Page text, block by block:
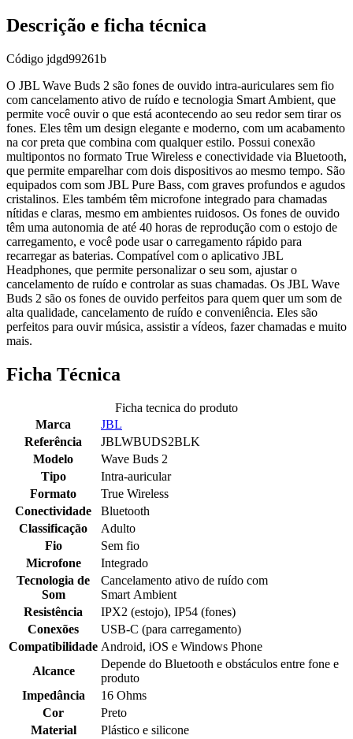
Descrição e ficha técnica
Código jdgd99261b
O JBL Wave Buds 2 são fones de ouvido intra-auriculares sem fio
com cancelamento ativo de ruído e tecnologia Smart Ambient, que
permite você ouvir o que está acontecendo ao seu redor sem tirar os
fones. Eles têm um design elegante e moderno, com um acabamento
na cor preta que combina com qualquer estilo. Possui conexão
multipontos no formato True Wireless e conectividade via Bluetooth,
que permite emparelhar com dois dispositivos ao mesmo tempo. São
equipados com som JBL Pure Bass, com graves profundos e agudos
cristalinos. Eles também têm microfone integrado para chamadas
nítidas e claras, mesmo em ambientes ruidosos. Os fones de ouvido
têm uma autonomia de até 40 horas de reprodução com o estojo de
carregamento, e você pode usar o carregamento rápido para
recarregar as baterias. Compatível com o aplicativo JBL
Headphones, que permite personalizar o seu som, ajustar o
cancelamento de ruído e controlar as suas chamadas. Os JBL Wave
Buds 2 são os fones de ouvido perfeitos para quem quer um som de
alta qualidade, cancelamento de ruído e conveniência. Eles são
perfeitos para ouvir música, assistir a vídeos, fazer chamadas e muito
mais.
Ficha Técnica
Ficha tecnica do produto
Marca
JBL
Referência
JBLWBUDS2BLK
Modelo
Wave Buds 2
Tipo
Intra-auricular
Formato
True Wireless
Conectividade
Bluetooth
Classificação
Adulto
Fio
Sem fio
Microfone
Integrado
Tecnologia de
Som
Cancelamento ativo de ruído com
Smart Ambient
Resistência
IPX2 (estojo), IP54 (fones)
Conexões
USB-C (para carregamento)
Compatibilidade Android, iOS e Windows Phone
Alcance
Depende do Bluetooth e obstáculos entre fone e
produto
Impedância
16 Ohms
Cor
Preto
Material
Plástico e silicone